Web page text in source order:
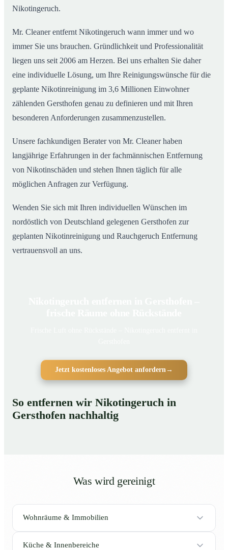
Nikotingeruch.
Mr. Cleaner entfernt Nikotingeruch wann immer und wo
immer Sie uns brauchen. Gründlichkeit und Professionalität
liegen uns seit 2006 am Herzen. Bei uns erhalten Sie daher
eine individuelle Lösung, um Ihre Reinigungswünsche für die
geplante Nikotinreinigung im 3,6 Millionen Einwohner
zählenden Gersthofen genau zu definieren und mit Ihren
besonderen Anforderungen zusammenzustellen.
Unsere fachkundigen Berater von Mr. Cleaner haben
langjährige Erfahrungen in der fachmännischen Entfernung
von Nikotinschäden und stehen Ihnen täglich für alle
möglichen Anfragen zur Verfügung.
Wenden Sie sich mit Ihren individuellen Wünschen im
nordöstlich von Deutschland gelegenen Gersthofen zur
geplanten Nikotinreinigung und Rauchgeruch Entfernung
vertrauensvoll an uns.
Jetzt kostenloses Angebot anfordern →
So entfernen wir Nikotingeruch in
Gersthofen nachhaltig
Was wird gereinigt
Wohnräume & Immobilien
Küche & Innenbereiche